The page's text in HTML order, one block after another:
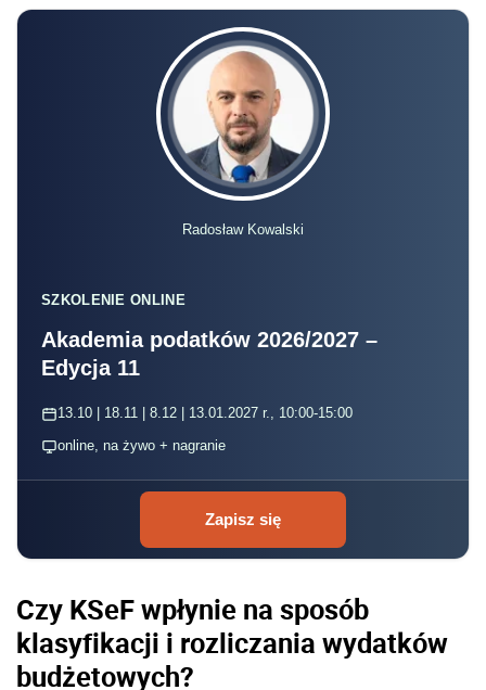
Radosław Kowalski
SZKOLENIE ONLINE
Akademia podatków 2026/2027 –
Edycja 11
13.10 | 18.11 | 8.12 | 13.01.2027 r., 10:00-15:00
online, na żywo + nagranie
Zapisz się
Czy KSeF wpłynie na sposób
klasyfikacji i rozliczania wydatków
budżetowych?